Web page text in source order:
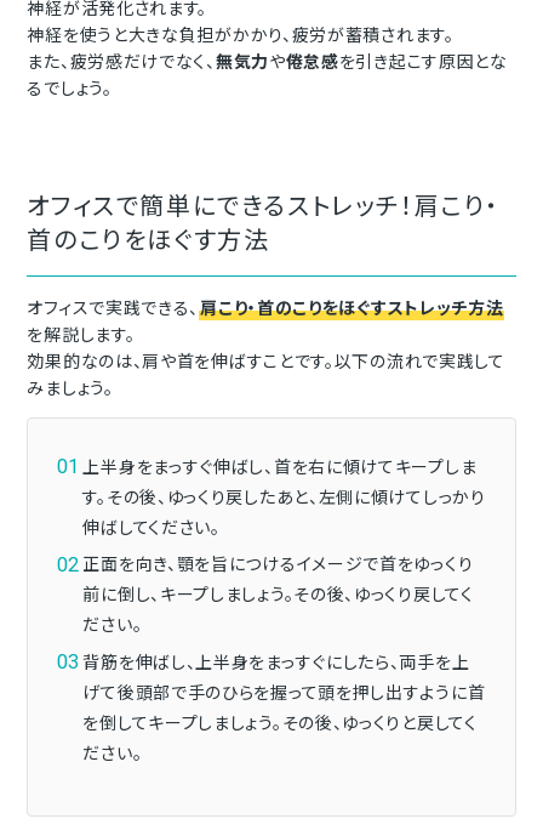
神経が活発化されます。
神経を使うと大きな負担がかかり、疲労が蓄積されます。
また、疲労感だけでなく、無気力や倦怠感を引き起こす原因とな
るでしょう。
オフィスで簡単にできるストレッチ！肩こり・
首のこりをほぐす方法
オフィスで実践できる、肩こり・首のこりをほぐすストレッチ方法
を解説します。
効果的なのは、肩や首を伸ばすことです。以下の流れで実践して
みましょう。
上半身をまっすぐ伸ばし、首を右に傾けてキープしま
す。その後、ゆっくり戻したあと、左側に傾けてしっかり
伸ばしてください。
正面を向き、顎を旨につけるイメージで首をゆっくり
前に倒し、キープしましょう。その後、ゆっくり戻してく
ださい。
背筋を伸ばし、上半身をまっすぐにしたら、両手を上
げて後頭部で手のひらを握って頭を押し出すように首
を倒してキープしましょう。その後、ゆっくりと戻してく
ださい。